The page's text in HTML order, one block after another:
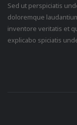
Sed ut perspiciatis
doloremque
inventore veritatis et
explicabo spiciatis